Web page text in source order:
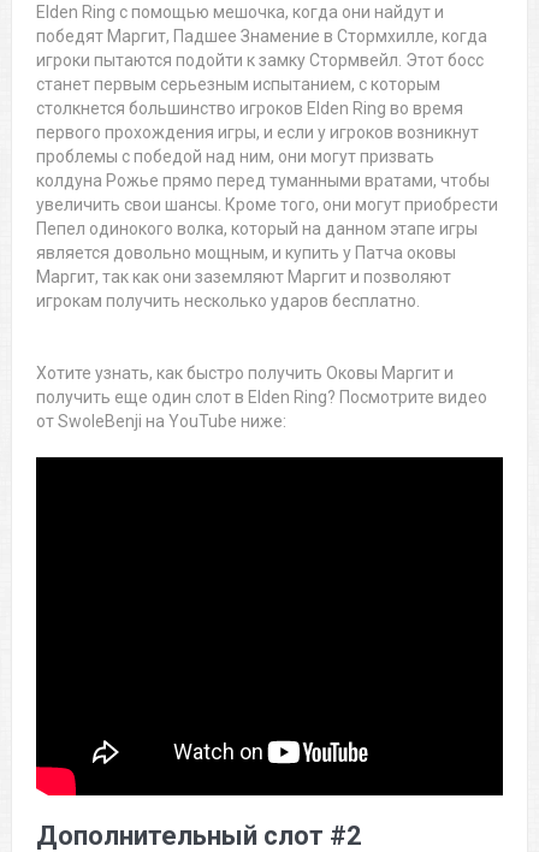
Elden Ring с помощью мешочка, когда они найдут и
победят Маргит, Падшее Знамение в Стормхилле, когда
игроки пытаются подойти к замку Стормвейл. Этот босс
станет первым серьезным испытанием, с которым
столкнется большинство игроков Elden Ring во время
первого прохождения игры, и если у игроков возникнут
проблемы с победой над ним, они могут призвать
колдуна Рожье прямо перед туманными вратами, чтобы
увеличить свои шансы. Кроме того, они могут приобрести
Пепел одинокого волка, который на данном этапе игры
является довольно мощным, и купить у Патча оковы
Маргит, так как они заземляют Маргит и позволяют
игрокам получить несколько ударов бесплатно.
Хотите узнать, как быстро получить Оковы Маргит и
получить еще один слот в Elden Ring? Посмотрите видео
от SwoleBenji на YouTube ниже:
Дополнительный слот #2